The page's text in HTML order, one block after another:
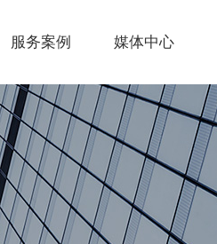
服务案例 媒体中心